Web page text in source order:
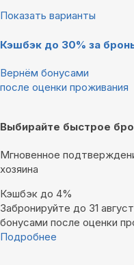
Показать варианты
Кэшбэк до 30% за
Вернём бонусами
после оценки проживания
Выбирайте быстрое
Мгновенное
хозяина
Кэшбэк до 4%
Забронируйте до 31
бонусами после оценки
Подробнее